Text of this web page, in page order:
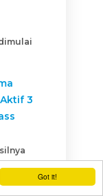
Got it!
3
rata